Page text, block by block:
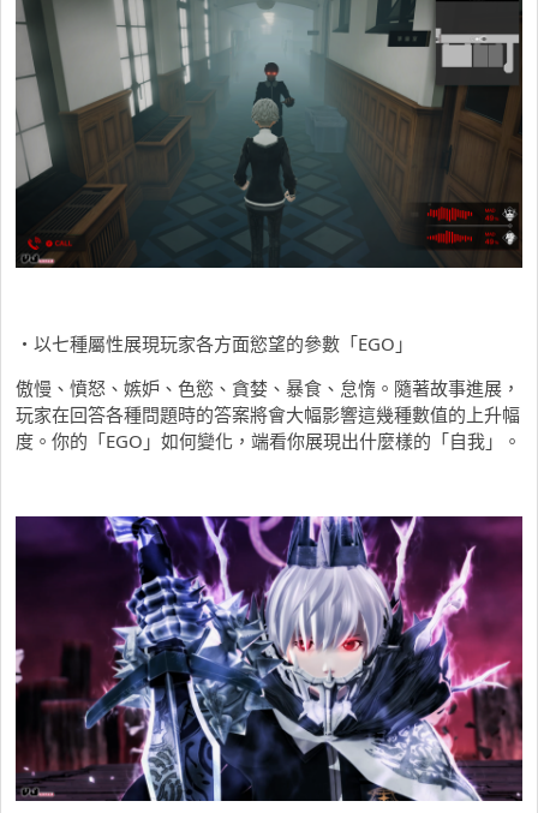
・以七種屬性展現玩家各方面慾望的參數「EGO」
傲慢、憤怒、嫉妒、色慾、貪婪、暴食、怠惰。隨著故事進展，
玩家在回答各種問題時的答案將會大幅影響這幾種數值的上升幅
度。你的「EGO」如何變化，端看你展現出什麼樣的「自我」。